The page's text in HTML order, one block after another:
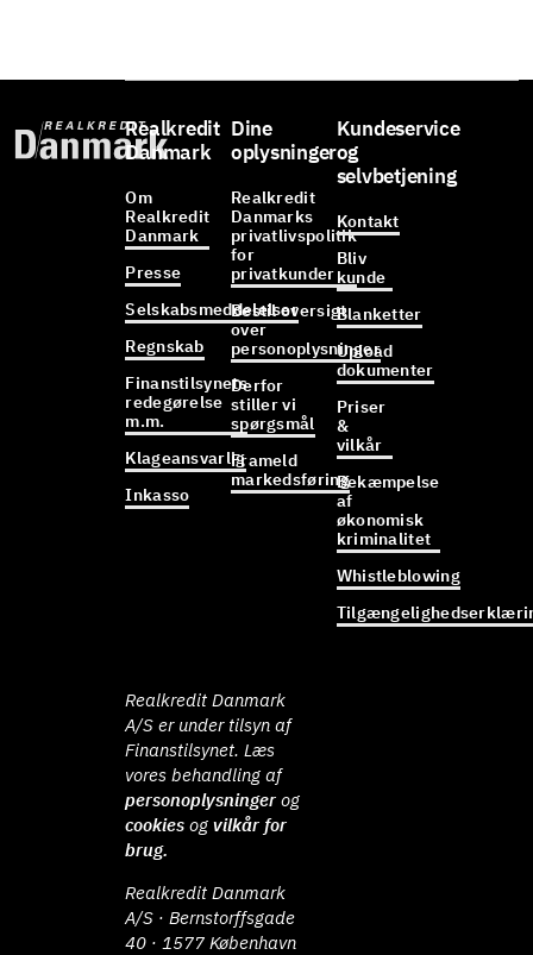
Realkredit
Danmark
Om
Realkredit
Danmark
Presse
Selskabsmeddelelser
Regnskab
Finanstilsynets
redegørelse
m.m.
Klageansvarlig
Inkasso
Dine
oplysninger
Realkredit
Danmarks
privatlivspolitik
for
privatkunder
Bestil oversigt
over
personoplysninger
Derfor
stiller vi
spørgsmål
Frameld
markedsføring
Kundeservice
og
selvbetjening
Kontakt
Bliv
kunde
Blanketter
Upload
dokumenter
Priser
&
vilkår
Bekæmpelse
af
økonomisk
kriminalitet
Whistleblowing
Realkredit Danmark
A/S er under tilsyn af
Finanstilsynet. Læs
vores behandling af
personoplysninger og
cookies ogvilkår for
brug.
Realkredit Danmark
A/S · Bernstorffsgade
40 · 1577 København